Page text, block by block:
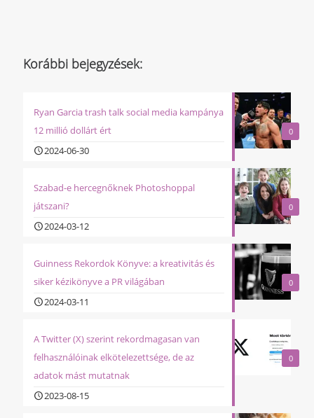
Korábbi bejegyzések:
0
Ryan Garcia trash talk social media kampánya
12 millió dollárt ért
2024-06-30
0
Szabad-e hercegnőknek Photoshoppal
játszani?
2024-03-12
0
Guinness Rekordok Könyve: a kreativitás és
siker kézikönyve a PR világában
2024-03-11
0
A Twitter (X) szerint rekordmagasan van
felhasználóinak elkötelezettsége, de az
adatok mást mutatnak
2023-08-15